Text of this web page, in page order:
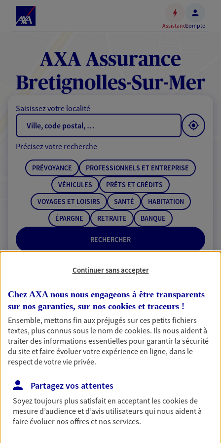
Accéder
contenu
principal
Accéder
au
de
AssistanceCompte
AXA Assurance
Bretignolles-Sur-Mer
Saisissez votre localité
RECHERCHER
Précisez votre recherche
PRÉVOYANCE
PROFESSIONNELS ET ENTREPRISE
VÉHICULES
PRÊTS ET CRÉDITS
VOYAGES ET LOISIRS
SANTÉ
HABITATION
ÉPARGNE
RETRAITE BANQUE
2 résultats correspondent à votre
recherche
Passer les
résultats
Liste Carte
Deniard Goineau Tassel
Agents Généraux d'assurance exclusif AXA
France
3 Place Des Halles, 85470 Bretignolles Sur Mer
Continuer sans accepter
Chez AXA nous nous engageons à être transparents
sur nos garanties, sur nos cookies et traceurs !
Ensemble, mettons fin aux préjugés sur ces petits fichiers
textes, plus connus sous le nom decookies. Ils nous aident à
traiter des informations essentielles pour garantir la sécurité
du site et faire évoluer votre expérience en ligne, dans le
respect de votre vie privée.
Partagez vos attentes
Soyez toujours plus satisfait en acceptant lescookiesde
mesure d’audience et d’avis utilisateurs qui nous aident à
faire évoluer nos offres et nos services.